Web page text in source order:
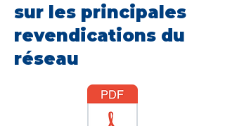
sur les principales
revendications du
réseau